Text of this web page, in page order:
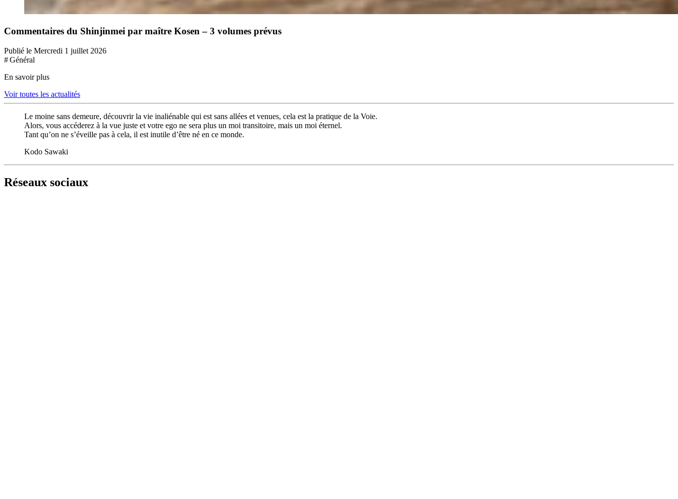
Commentaires du Shinjinmei par maître Kosen – 3 volumes prévus
Publié le Mercredi 1 juillet 2026
# Général
En savoir plus
Voir toutes les actualités
Le moine sans demeure, découvrir la vie inaliénable qui est sans allées et venues, cela est la pratique de la Voie.
Alors, vous accéderez à la vue juste et votre ego ne sera plus un moi transitoire, mais un moi éternel.
Tant qu’on ne s’éveille pas à cela, il est inutile d’être né en ce monde.
Kodo Sawaki
Réseaux sociaux